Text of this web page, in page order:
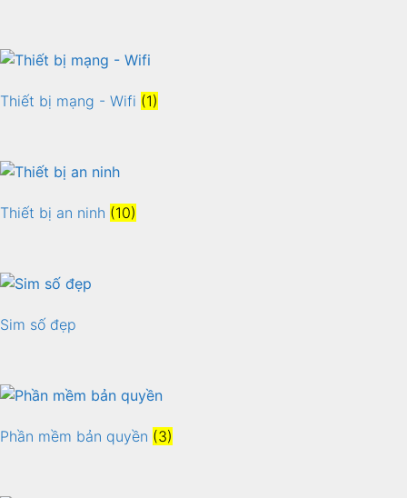
Thiết bị mạng - Wifi (1)
Thiết bị an ninh (10)
Sim số đẹp
Phần mềm bản quyền (3)